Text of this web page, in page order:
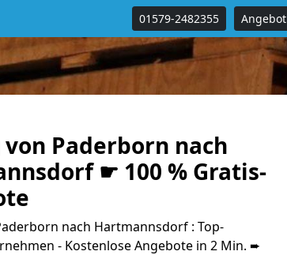
01579-2482355 Angebot
Paderborn nach
☛ 100 % Gratis-
nach Hartmannsdorf : Top-
- Kostenlose Angebote in 2 Min. ➨